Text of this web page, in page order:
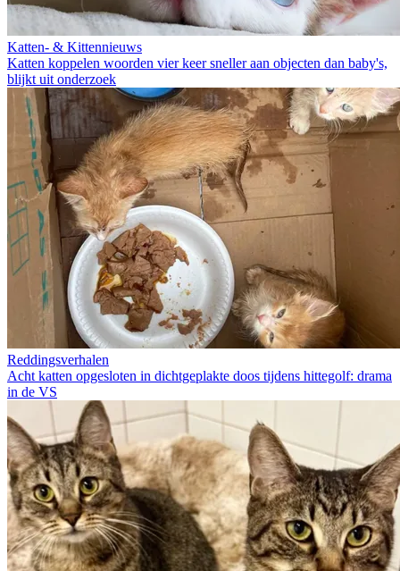
Katten- & Kittennieuws
Katten koppelen woorden vier keer sneller aan objecten dan baby's,
blijkt uit onderzoek
Reddingsverhalen
Acht katten opgesloten in dichtgeplakte doos tijdens hittegolf: drama
in de VS